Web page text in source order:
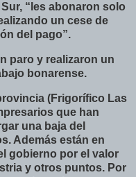
“les abonaron solo
un cese de
del pago”.
paro y realizaron un
bonarense.
(Frigorífico Las
que han
una baja del
Además están en
gobierno por el valor
y otros puntos. Por